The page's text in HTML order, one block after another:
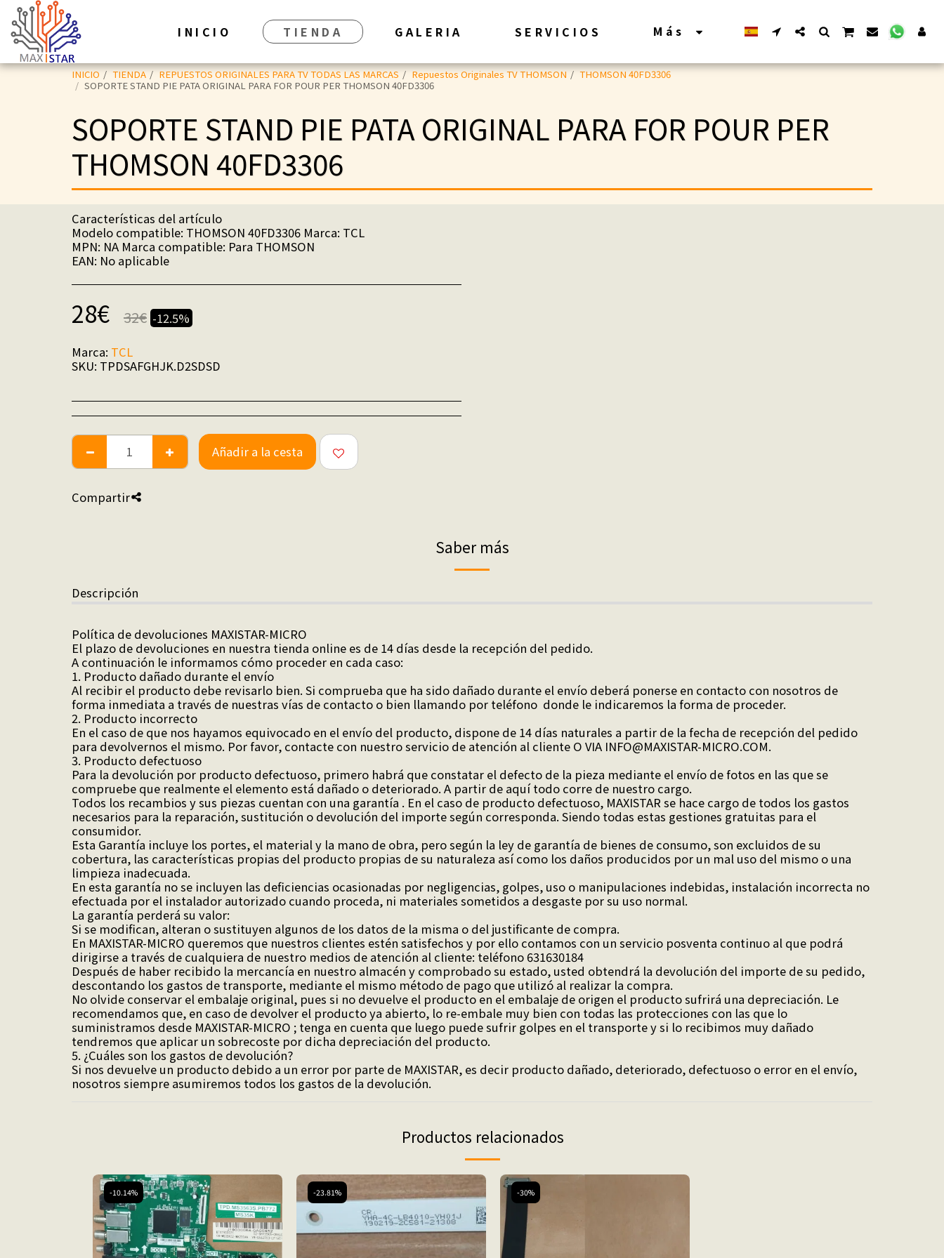
INICIO TIENDA GALERIA SERVICIOS Más
INICIO TIENDA REPUESTOS ORIGINALES PARA TV TODAS LAS MARCAS Repuestos Originales TV THOMSON
THOMSON 40FD3306
SOPORTE STAND PIE PATA ORIGINAL PARA FOR POUR PER THOMSON 40FD3306
SOPORTE STAND PIE PATA ORIGINAL PARA FOR POUR PER
THOMSON 40FD3306
Características del artículo
Modelo compatible: THOMSON 40FD3306 Marca: TCL
MPN: NA Marca compatible: Para THOMSON
EAN: No aplicable
28€ 32€ -12.5%
Marca: TCL
SKU: TPDSAFGHJK.D2SDSD
Añadir a la cesta
Compartir
Saber más
Descripción
Política de devoluciones MAXISTAR-MICRO
El plazo de devoluciones en nuestra tienda online es de 14 días desde la recepción del pedido.
A continuación le informamos cómo proceder en cada caso:
1. Producto dañado durante el envío
Al recibir el producto debe revisarlo bien. Si comprueba que ha sido dañado durante el envío deberá ponerse en contacto con nosotros de
forma inmediata a través de nuestras vías de contacto o bien llamando por teléfono donde le indicaremos la forma de proceder.
2. Producto incorrecto
En el caso de que nos hayamos equivocado en el envío del producto, dispone de 14 días naturales a partir de la fecha de recepción del pedido
para devolvernos el mismo. Por favor, contacte con nuestro servicio de atención al cliente O VIA INFO@MAXISTAR-MICRO.COM.
3. Producto defectuoso
Para la devolución por producto defectuoso, primero habrá que constatar el defecto de la pieza mediante el envío de fotos en las que se
compruebe que realmente el elemento está dañado o deteriorado. A partir de aquí todo corre de nuestro cargo.
Todos los recambios y sus piezas cuentan con una garantía . En el caso de producto defectuoso, MAXISTAR se hace cargo de todos los gastos
necesarios para la reparación, sustitución o devolución del importe según corresponda. Siendo todas estas gestiones gratuitas para el
consumidor.
Esta Garantía incluye los portes, el material y la mano de obra, pero según la ley de garantía de bienes de consumo, son excluidos de su
cobertura, las características propias del producto propias de su naturaleza así como los daños producidos por un mal uso del mismo o una
limpieza inadecuada.
En esta garantía no se incluyen las deficiencias ocasionadas por negligencias, golpes, uso o manipulaciones indebidas, instalación incorrecta no
efectuada por el instalador autorizado cuando proceda, ni materiales sometidos a desgaste por su uso normal.
La garantía perderá su valor:
Si se modifican, alteran o sustituyen algunos de los datos de la misma o del justificante de compra.
En MAXISTAR-MICRO queremos que nuestros clientes estén satisfechos y por ello contamos con un servicio posventa continuo al que podrá
dirigirse a través de cualquiera de nuestro medios de atención al cliente: teléfono 631630184
Después de haber recibido la mercancía en nuestro almacén y comprobado su estado, usted obtendrá la devolución del importe de su pedido,
descontando los gastos de transporte, mediante el mismo método de pago que utilizó al realizar la compra.
No olvide conservar el embalaje original, pues si no devuelve el producto en el embalaje de origen el producto sufrirá una depreciación. Le
recomendamos que, en caso de devolver el producto ya abierto, lo re-embale muy bien con todas las protecciones con las que lo
suministramos desde MAXISTAR-MICRO ; tenga en cuenta que luego puede sufrir golpes en el transporte y si lo recibimos muy dañado
tendremos que aplicar un sobrecoste por dicha depreciación del producto.
5. ¿Cuáles son los gastos de devolución?
Si nos devuelve un producto debido a un error por parte de MAXISTAR, es decir producto dañado, deteriorado, defectuoso o error en el envío,
nosotros siempre asumiremos todos los gastos de la devolución.
Productos relacionados
-10.14% -23.81% -30%